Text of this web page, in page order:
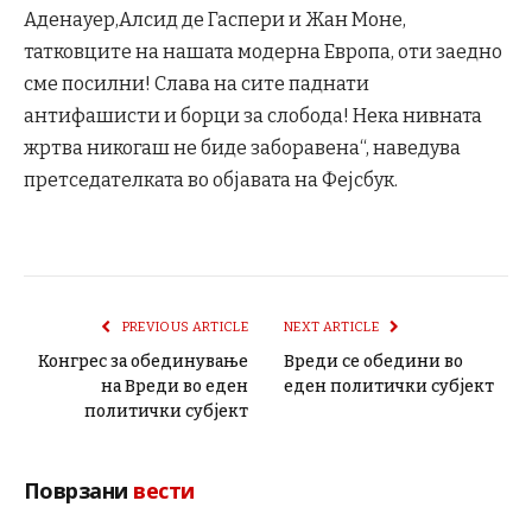
Аденауер,Алсид де Гаспери и Жан Моне,
татковците на нашата модерна Европа, оти заедно
сме посилни! Слава на сите паднати
антифашисти и борци за слобода! Нека нивната
жртва никогаш не биде заборавена“, наведува
претседателката во објавата на Фејсбук.
PREVIOUS ARTICLE
Конгрес за обединување
на Вреди во еден
политички субјект
NEXT ARTICLE
Вреди се обедини во
еден политички субјект
Поврзани вести